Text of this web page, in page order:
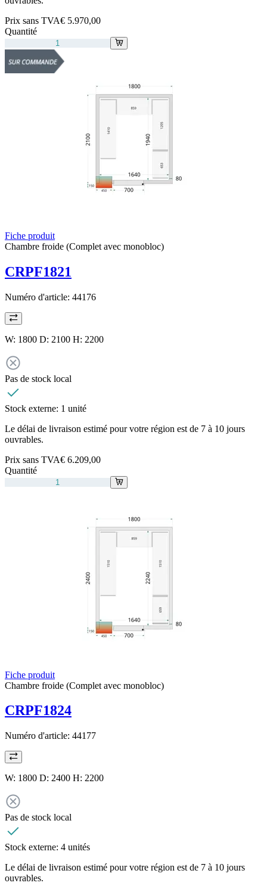
Prix sans TVA€ 5.970,00
Quantité
Fiche produit
Chambre froide (Complet avec monobloc)
CRPF1821
Numéro d'article: 44176
W: 1800 D: 2100 H: 2200
Pas de stock local
Stock externe: 1 unité
Le délai de livraison estimé pour votre région est de 7 à 10 jours
ouvrables.
Prix sans TVA€ 6.209,00
Quantité
Fiche produit
Chambre froide (Complet avec monobloc)
CRPF1824
Numéro d'article: 44177
W: 1800 D: 2400 H: 2200
Pas de stock local
Stock externe: 4 unités
Le délai de livraison estimé pour votre région est de 7 à 10 jours
ouvrables.